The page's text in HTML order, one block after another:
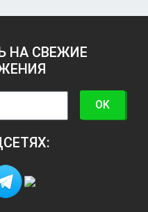
НА СВЕЖИЕ
OK